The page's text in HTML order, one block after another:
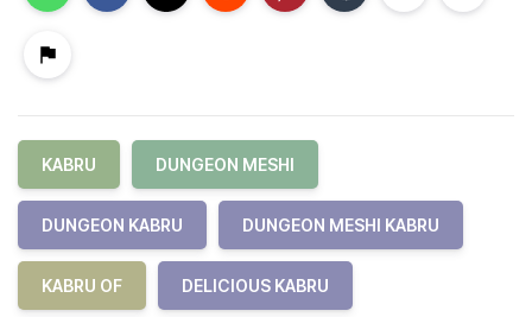
KABRU DUNGEON MESHI
DUNGEON KABRU DUNGEON MESHI KABRU
KABRU OF DELICIOUS KABRU